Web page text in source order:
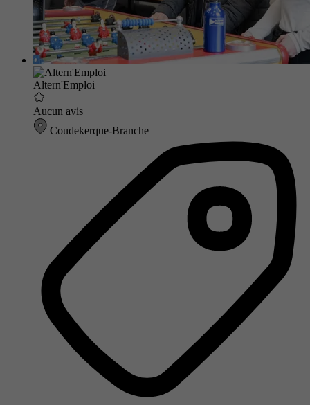
Altern'Emploi
Aucun avis
Coudekerque-Branche